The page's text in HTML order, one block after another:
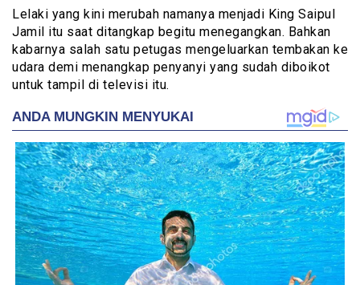
Lelaki yang kini merubah namanya menjadi King Saipul
Jamil itu saat ditangkap begitu menegangkan. Bahkan
kabarnya salah satu petugas mengeluarkan tembakan ke
udara demi menangkap penyanyi yang sudah diboikot
untuk tampil di televisi itu.